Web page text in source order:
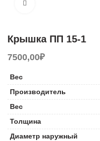
Крышка ПП 15-1
7500,00₽
Вес
Производитель
Вес
Толщина
Диаметр наружный